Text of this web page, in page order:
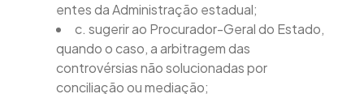
entes da Administração estadual;
c. sugerir ao Procurador-Geral do Estado,
quando o caso, a arbitragem das
controvérsias não solucionadas por
conciliação ou mediação;